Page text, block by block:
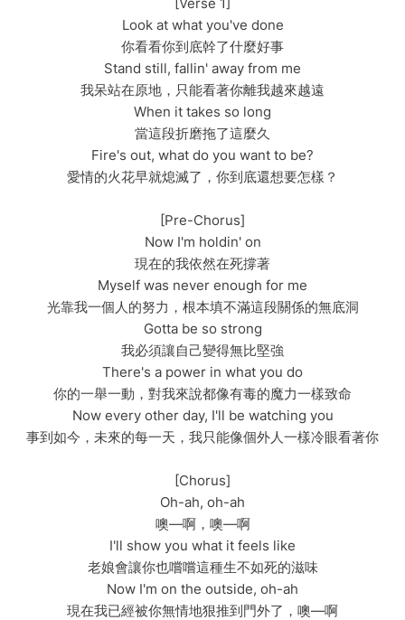
Look at what you've done
你看看你到底幹了什麼好事
Stand still, fallin' away from me
我呆站在原地，只能看著你離我越來越遠
When it takes so long
當這段折磨拖了這麼久
Fire's out, what do you want to be?
愛情的火花早就熄滅了，你到底還想要怎樣？
[Pre-Chorus]
Now I'm holdin' on
現在的我依然在死撐著
Myself was never enough for me
光靠我一個人的努力，根本填不滿這段關係的無底洞
Gotta be so strong
我必須讓自己變得無比堅強
There's a power in what you do
你的一舉一動，對我來說都像有毒的魔力一樣致命
Now every other day, I'll be watching you
事到如今，未來的每一天，我只能像個外人一樣冷眼看著你
[Chorus]
Oh-ah, oh-ah
噢—啊，噢—啊
I'll show you what it feels like
老娘會讓你也嚐嚐這種生不如死的滋味
Now I'm on the outside, oh-ah
現在我已經被你無情地狠推到門外了，噢—啊